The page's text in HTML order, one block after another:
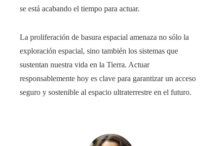
se está acabando el tiempo para actuar.
La proliferación de basura espacial amenaza no sólo la
exploración espacial, sino también los sistemas que
sustentan nuestra vida en la Tierra. Actuar
responsablemente hoy es clave para garantizar un acceso
seguro y sostenible al espacio ultraterrestre en el futuro.